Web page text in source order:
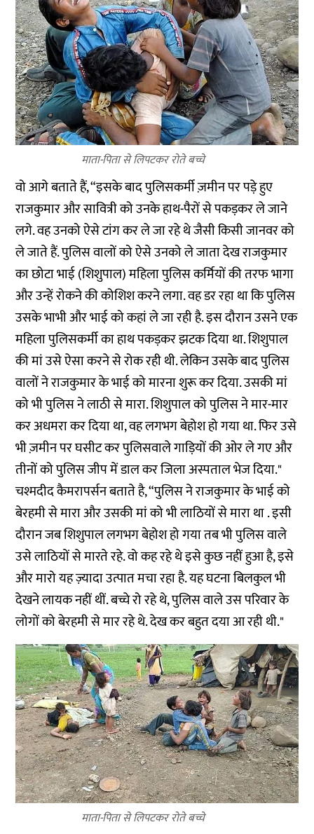
माता-पिता से लिपटकर रोते बच्चे
वो आगे बताते हैं, “इसके बाद पुलिसकर्मी ज़मीन पर पड़े हुए
राजकुमार और सावित्री को उनके हाथ-पैरों से पकड़कर ले जाने
लगे. वह उनको ऐसे टांग कर ले जा रहे थे जैसी किसी जानवर को
ले जाते हैं. पुलिस वालों को ऐसे उनको ले जाता देख राजकुमार
का छोटा भाई (शिशुपाल) महिला पुलिस कर्मियों की तरफ भागा
और उन्हें रोकने की कोशिश करने लगा. वह डर रहा था कि पुलिस
उसके भाभी और भाई को कहां ले जा रही है. इस दौरान उसने एक
महिला पुलिसकर्मी का हाथ पकड़कर झटक दिया था. शिशुपाल
की मां उसे ऐसा करने से रोक रही थी. लेकिन उसके बाद पुलिस
वालों ने राजकुमार के भाई को मारना शुरू कर दिया. उसकी मां
को भी पुलिस ने लाठी से मारा. शिशुपाल को पुलिस ने मार-मार
कर अधमरा कर दिया था, वह लगभग बेहोश हो गया था. फिर उसे
भी ज़मीन पर घसीट कर पुलिसवाले गाड़ियों की ओर ले गए और
तीनों को पुलिस जीप में डाल कर जिला अस्पताल भेज दिया."
चश्मदीद कैमरापर्सन बताते है, “पुलिस ने राजकुमार के भाई को
बेरहमी से मारा और उसकी मां को भी लाठियों से मारा था . इसी
दौरान जब शिशुपाल लगभग बेहोश हो गया तब भी पुलिस वाले
उसे लाठियों से मारते रहे. वो कह रहे थे इसे कुछ नहीं हुआ है, इसे
और मारो यह ज़्यादा उत्पात मचा रहा है. यह घटना बिलकुल भी
देखने लायक नहीं थीं. बच्चे रो रहे थे, पुलिस वाले उस परिवार के
लोगों को बेरहमी से मार रहे थे. देख कर बहुत दया आ रही थी."
माता-पिता से लिपटकर रोते बच्चे